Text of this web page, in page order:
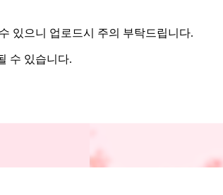
있으니 업로드시 주의 부탁드립니다.
수 있습니다.